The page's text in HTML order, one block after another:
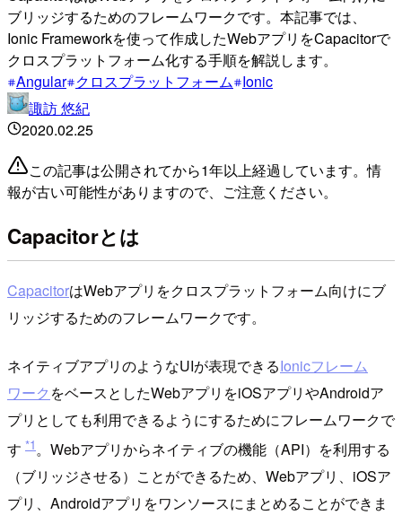
ブリッジするためのフレームワークです。本記事では、
Ionic Frameworkを使って作成したWebアプリをCapacitorで
クロスプラットフォーム化する手順を解説します。
Angular クロスプラットフォーム Ionic
諏訪 悠紀
2020.02.25
この記事は公開されてから1年以上経過しています。情
報が古い可能性がありますので、ご注意ください。
Capacitorとは
CapacitorはWebアプリをクロスプラットフォーム向けにブ
リッジするためのフレームワークです。
ネイティブアプリのようなUIが表現できるIonicフレーム
ワーク をベースとしたWebアプリをiOSアプリやAndroidア
プリとしても利用できるようにするためにフレームワークで
す *1。Webアプリからネイティブの機能（API）を利用する
（ブリッジさせる）ことができるため、Webアプリ、iOSア
プリ、Androidアプリをワンソースにまとめることができま